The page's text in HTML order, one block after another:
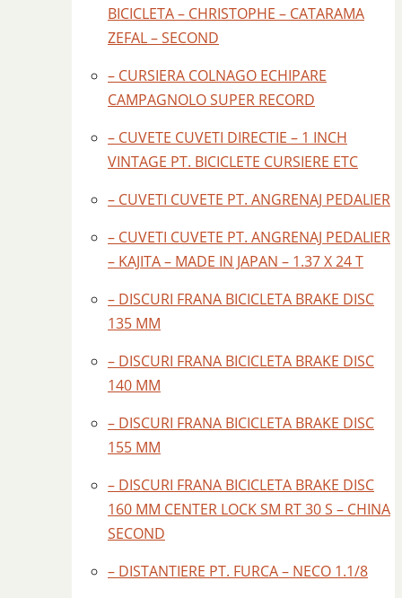
BICICLETA – CHRISTOPHE – CATARAMA
ZEFAL – SECOND
– CURSIERA COLNAGO ECHIPARE
CAMPAGNOLO SUPER RECORD
– CUVETE CUVETI DIRECTIE – 1 INCH
VINTAGE PT. BICICLETE CURSIERE ETC
– CUVETI CUVETE PT. ANGRENAJ PEDALIER
– CUVETI CUVETE PT. ANGRENAJ PEDALIER
– KAJITA – MADE IN JAPAN – 1.37 X 24 T
– DISCURI FRANA BICICLETA BRAKE DISC
135 MM
– DISCURI FRANA BICICLETA BRAKE DISC
140 MM
– DISCURI FRANA BICICLETA BRAKE DISC
155 MM
– DISCURI FRANA BICICLETA BRAKE DISC
160 MM CENTER LOCK SM RT 30 S – CHINA
SECOND
– DISTANTIERE PT. FURCA – NECO 1.1/8